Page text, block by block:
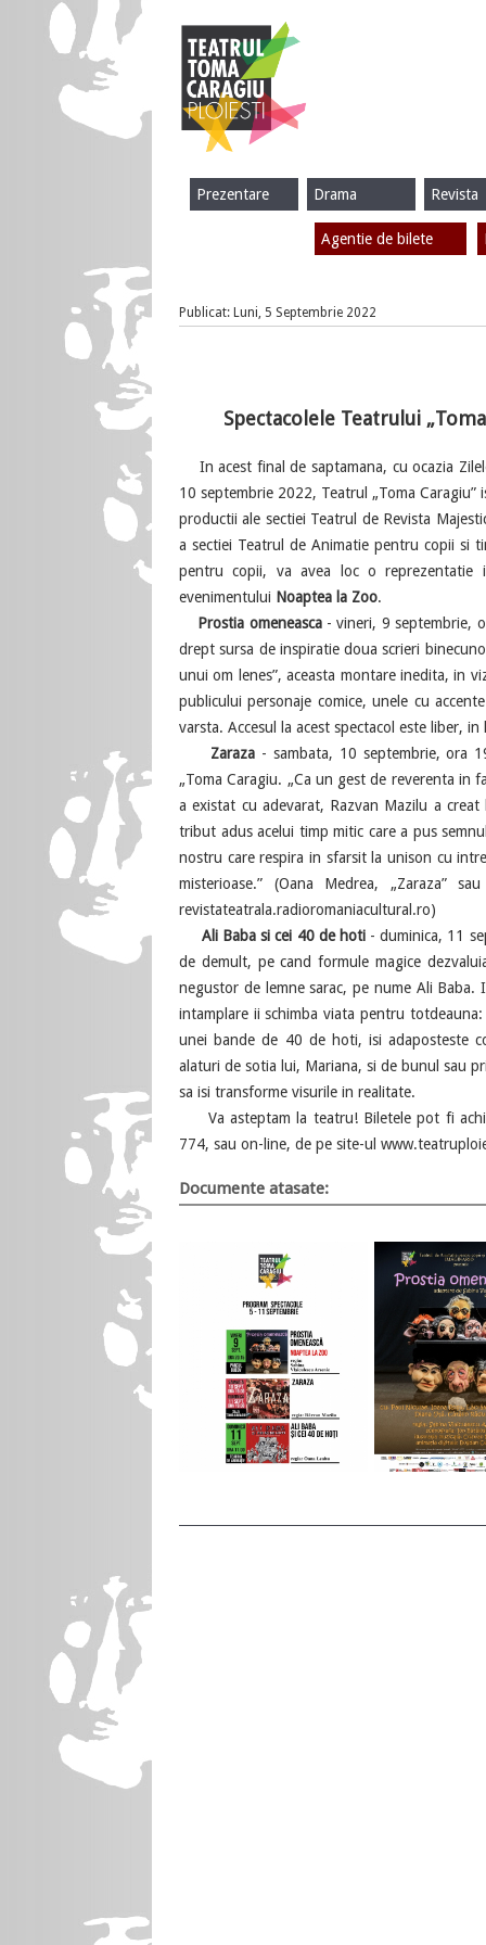
Revista
Drama
Prezentare
Agentie de bilete
Publicat: Luni, 5 Septembrie 2022
Spectacolele Teatrului
In acest final de saptamana, cu ocazia
10 septembrie 2022, Teatrul „Toma
productii ale sectiei Teatrul de Revista
a sectiei Teatrul de Animatie pentru copii si
pentru copii, va avea loc o
evenimentului Noaptea la Zoo.
Prostia omeneasca- vineri, 9 septembrie,
drept sursa de inspiratie doua scrieri
unui om lenes”, aceasta montare inedita, in
publicului personaje comice, unele cu
varsta. Accesul la acest spectacol este liber,
Zaraza - sambata, 10 septembrie, ora
„Toma Caragiu. „Ca un gest de reverenta in
a existat cu adevarat, Razvan Mazilu a creat
tribut adus acelui timp mitic care a pus
nostru care respira in sfarsit la unison cu
misterioase.” (Oana Medrea, „Zaraza”
revistateatrala.radioromaniacultural.ro)
Ali Baba si cei 40 de hoti- duminica, 11
de demult, pe cand formule magice
negustor de lemne sarac, pe nume Ali
intamplare ii schimba viata pentru
unei bande de 40 de hoti, isi adaposteste
alaturi de sotia lui, Mariana, si de bunul sau
sa isi transforme visurile in realitate.
Va asteptam la teatru! Biletele pot fi
774, sau on-line, de pe site-ul
Documente atasate: